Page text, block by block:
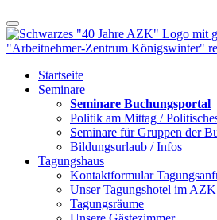
Startseite
Seminare
Seminare Buchungsportal
Politik am Mittag /
Seminare für Gruppen der
Bildungsurlaub / Infos
Tagungshaus
Kontaktformular
Unser Tagungshotel im AZK
Tagungsräume